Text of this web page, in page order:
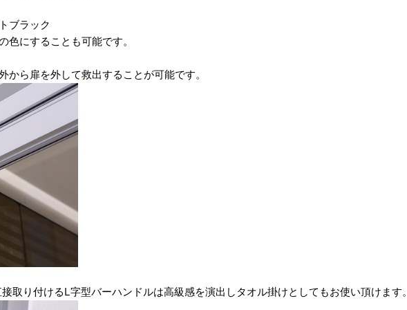
ブラック
ことも可能です。
ら扉を外して救出することが可能です。
取り付けるL字型バーハンドルは高級感を演出しタオル掛けとしてもお使い頂けます。